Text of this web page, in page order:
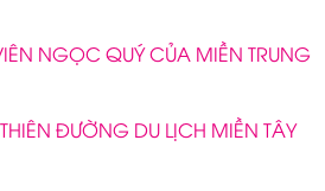
NGỌC QUÝ CỦA MIỀN TRUNG
ĐƯỜNG DU LỊCH MIỀN TÂY